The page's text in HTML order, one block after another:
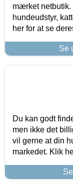
mærket
hundeudstyr,
her for at se
Se
Du kan godt
men ikke det
vil gerne at din
markedet. Klik